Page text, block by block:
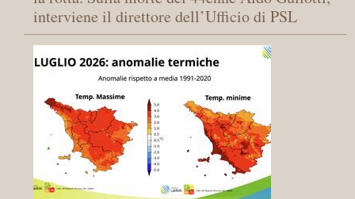
interviene il direttore dell’Ufficio di PSL